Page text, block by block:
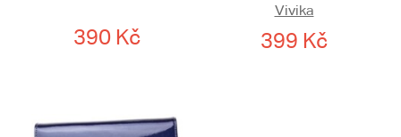
390 Kč
Vivika
399 Kč